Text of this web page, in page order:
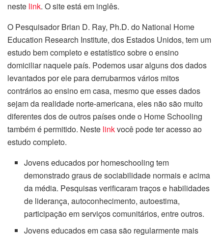
neste link. O site está em inglês.
O Pesquisador Brian D. Ray, Ph.D. do National Home
Education Research Institute, dos Estados Unidos, tem um
estudo bem completo e estatístico sobre o ensino
domiciliar naquele país. Podemos usar alguns dos dados
levantados por ele para derrubarmos vários mitos
contrários ao ensino em casa, mesmo que esses dados
sejam da realidade norte-americana, eles não são muito
diferentes dos de outros países onde o Home Schooling
também é permitido. Neste linkvocê pode ter acesso ao
estudo completo.
Jovens educados por homeschooling tem
demonstrado graus de sociabilidade normais e acima
da média. Pesquisas verificaram traços e habilidades
de liderança, autoconhecimento, autoestima,
participação em serviços comunitários, entre outros.
Jovens educados em casa são regularmente mais